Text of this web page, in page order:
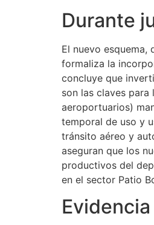
Durante
El nuevo esquema,
formaliza la
concluye que
son las claves
aeroportuarios)
temporal de uso y
tránsito aéreo y
aseguran que los
productivos del
en el sector Patio